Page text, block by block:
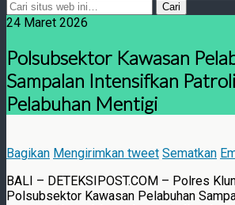
24 Maret 2026
Polsubsektor Kawasan
Sampalan Intensifkan
Pelabuhan Mentigi
Bagikan Mengirimkan tweet Sematkan
BALI – DETEKSIPOST.COM – Polres
Polsubsektor Kawasan Pelabuhan